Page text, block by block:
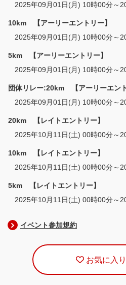
2025年09月01日(月) 10時00分～
10km 【アーリーエントリー】
2025年09月01日(月) 10時00分～
5km 【アーリーエントリー】
2025年09月01日(月) 10時00分～
団体リレー:20km 【アーリーエント
2025年09月01日(月) 10時00分～
20km 【レイトエントリー】
2025年10月11日(土) 00時00分～
10km 【レイトエントリー】
2025年10月11日(土) 00時00分～
5km 【レイトエントリー】
2025年10月11日(土) 00時00分～
イベント参加規約
お気に入